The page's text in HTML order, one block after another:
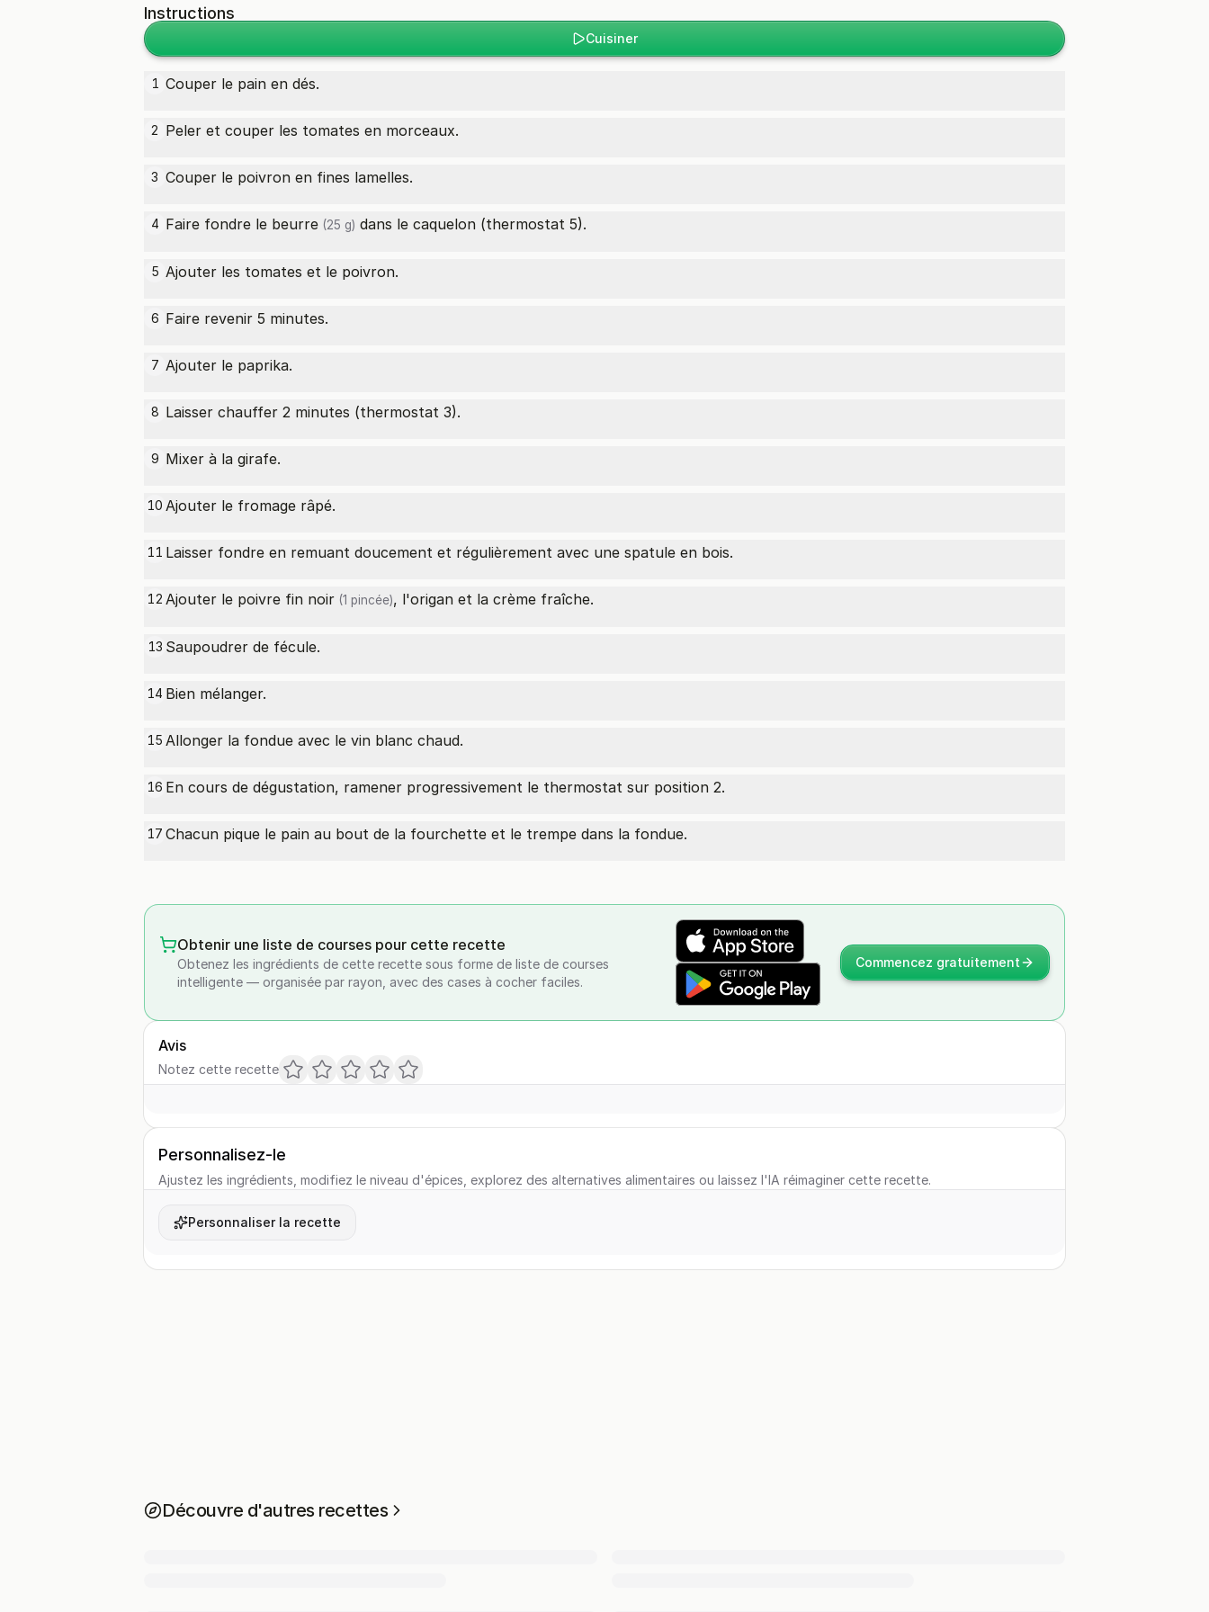
Instructions
Cuisiner
1 Couper le pain en dés.
2 Peler et couper les tomates en morceaux.
3 Couper le poivron en fines lamelles.
4 Faire fondre le beurre (25 g) dans le caquelon (thermostat 5).
5 Ajouter les tomates et le poivron.
6 Faire revenir 5 minutes.
7 Ajouter le paprika.
8 Laisser chauffer 2 minutes (thermostat 3).
9 Mixer à la girafe.
10 Ajouter le fromage râpé.
11 Laisser fondre en remuant doucement et régulièrement avec une spatule en bois.
12 Ajouter le poivre fin noir (1 pincée), l'origan et la crème fraîche.
13 Saupoudrer de fécule.
14 Bien mélanger.
15 Allonger la fondue avec le vin blanc chaud.
16 En cours de dégustation, ramener progressivement le thermostat sur position 2.
17 Chacun pique le pain au bout de la fourchette et le trempe dans la fondue.
Obtenir une liste de courses pour cette recette
Obtenez les ingrédients de cette recette sous forme de liste de courses
intelligente — organisée par rayon, avec des cases à cocher faciles.
Commencez gratuitement
Avis
Notez cette recette
Personnalisez-le
Ajustez les ingrédients, modifiez le niveau d'épices, explorez des alternatives alimentaires ou laissez l'IA réimaginer cette recette.
Personnaliser la recette
Découvre d'autres recettes